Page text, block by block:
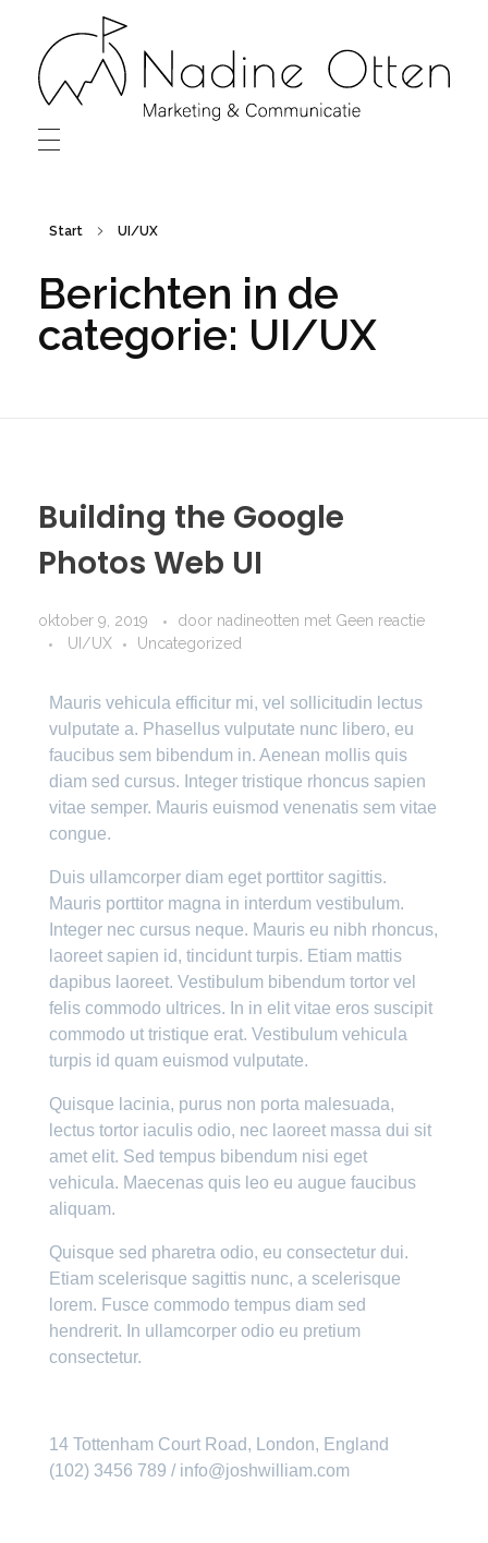
Nadine Otten
Marketing & Communicatie
Start UI/UX
Berichten in de
categorie: UI/UX
Building the Google
Photos Web UI
oktober 9, 2019 door nadineotten met Geen reactie
UI/UX
Uncategorized
Mauris vehicula efficitur mi, vel sollicitudin lectus
vulputate a. Phasellus vulputate nunc libero, eu
faucibus sem bibendum in. Aenean mollis quis
diam sed cursus. Integer tristique rhoncus sapien
vitae semper. Mauris euismod venenatis sem vitae
congue.
Duis ullamcorper diam eget porttitor sagittis.
Mauris porttitor magna in interdum vestibulum.
Integer nec cursus neque. Mauris eu nibh rhoncus,
laoreet sapien id, tincidunt turpis. Etiam mattis
dapibus laoreet. Vestibulum bibendum tortor vel
felis commodo ultrices. In in elit vitae eros suscipit
commodo ut tristique erat. Vestibulum vehicula
turpis id quam euismod vulputate.
Quisque lacinia, purus non porta malesuada,
lectus tortor iaculis odio, nec laoreet massa dui sit
amet elit. Sed tempus bibendum nisi eget
vehicula. Maecenas quis leo eu augue faucibus
aliquam.
Quisque sed pharetra odio, eu consectetur dui.
Etiam scelerisque sagittis nunc, a scelerisque
lorem. Fusce commodo tempus diam sed
hendrerit. In ullamcorper odio eu pretium
consectetur.
14 Tottenham Court Road, London, England
(102) 3456 789 / info@joshwilliam.com